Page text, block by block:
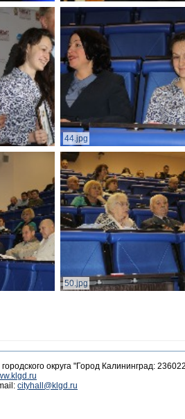
44.jpg
50.jpg
округа "Город Калининград:
cityhall@klgd.ru